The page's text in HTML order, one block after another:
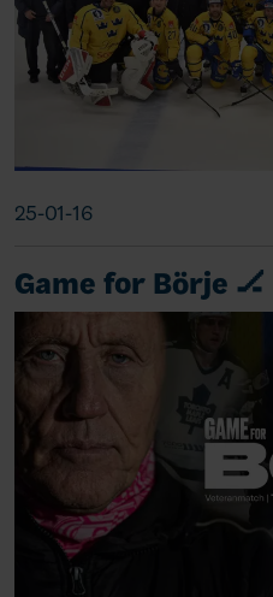
25-01-16
Game for Börje 🏒